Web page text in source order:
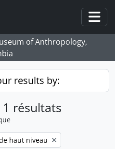
of Anthropology,
results by:
résultats
haut niveau